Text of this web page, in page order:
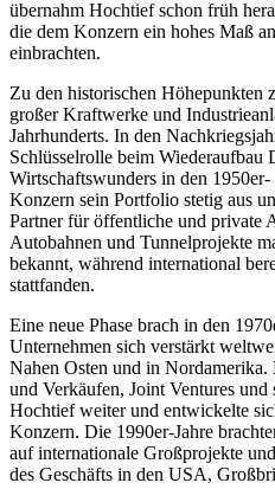
übernahm Hochtief schon früh
die dem Konzern ein hohes Maß
einbrachten.
Zu den historischen Höhepunkten
großer Kraftwerke und
Jahrhunderts. In den
Schlüsselrolle beim Wiederaufbau
Wirtschaftswunders in den
Konzern sein Portfolio stetig aus
Partner für öffentliche und private
Autobahnen und Tunnelprojekte
bekannt, während international
stattfanden.
Eine neue Phase brach in den
Unternehmen sich verstärkt
Nahen Osten und in
und Verkäufen, Joint Ventures
Hochtief weiter und entwickelte
Konzern. Die 1990er-Jahre
auf internationale Großprojekte
des Geschäfts in den USA,